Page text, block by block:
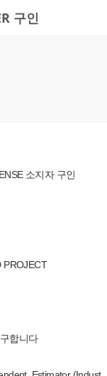
구인
소지자 구인
PROJECT
합니다